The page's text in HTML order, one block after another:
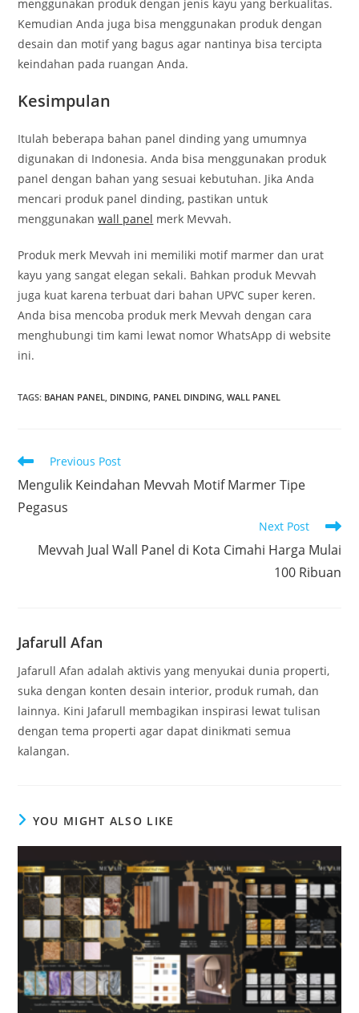
menggunakan produk dengan jenis kayu yang berkualitas.
Kemudian Anda juga bisa menggunakan produk dengan
desain dan motif yang bagus agar nantinya bisa tercipta
keindahan pada ruangan Anda.
Kesimpulan
Itulah beberapa bahan panel dinding yang umumnya
digunakan di Indonesia. Anda bisa menggunakan produk
panel dengan bahan yang sesuai kebutuhan. Jika Anda
mencari produk panel dinding, pastikan untuk
menggunakanwall panel merk Mevvah.
Produk merk Mevvah ini memiliki motif marmer dan urat
kayu yang sangat elegan sekali. Bahkan produk Mevvah
juga kuat karena terbuat dari bahan UPVC super keren.
Anda bisa mencoba produk merk Mevvah dengan cara
menghubungi tim kami lewat nomor WhatsApp di website
ini.
TAGS: BAHAN PANEL, DINDING, PANEL DINDING, WALL PANEL
Read
articles
Previous Post
Mengulik Keindahan Mevvah Motif Marmer Tipe
Pegasus
Next Post
Mevvah Jual Wall Panel di Kota Cimahi Harga Mulai
100 Ribuan
Jafarull Afan
Jafarull Afan adalah aktivis yang menyukai dunia properti,
suka dengan konten desain interior, produk rumah, dan
lainnya. Kini Jafarull membagikan inspirasi lewat tulisan
dengan tema properti agar dapat dinikmati semua
kalangan.
YOU MIGHT ALSO LIKE